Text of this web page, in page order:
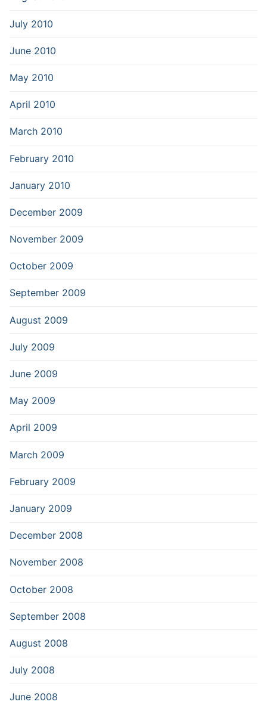
July 2010
June 2010
May 2010
April 2010
March 2010
February 2010
January 2010
December 2009
November 2009
October 2009
September 2009
August 2009
July 2009
June 2009
May 2009
April 2009
March 2009
February 2009
January 2009
December 2008
November 2008
October 2008
September 2008
August 2008
July 2008
June 2008